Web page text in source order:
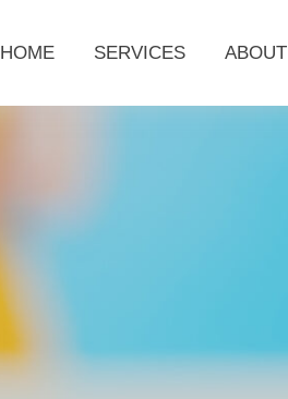
HOME SERVICES ABOUT